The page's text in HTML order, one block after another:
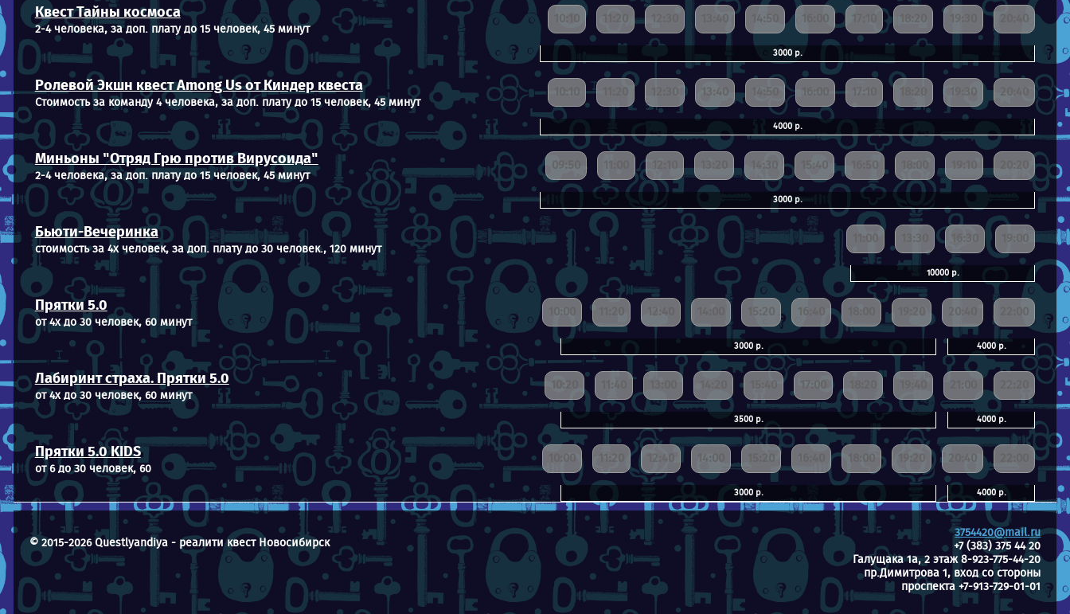
Квест Тайны космоса
2-4 человека, за доп. плату до 15 человек, 45 минут
10:10 11:20 12:30 13:40 14:50 16:00 17:10 18:20 19:30 20:40
3000 р.
Ролевой Экшн квест Among Us от Киндер квеста
Стоимость за команду 4 человека, за доп. плату до 15 человек, 45 минут
10:10 11:20 12:30 13:40 14:50 16:00 17:10 18:20 19:30 20:40
4000 р.
Миньоны "Отряд Грю против Вирусоида"
2-4 человека, за доп. плату до 15 человек, 45 минут
09:50 11:00 12:10 13:20 14:30 15:40 16:50 18:00 19:10 20:20
3000 р.
Бьюти-Вечеринка
стоимость за 4х человек, за доп. плату до 30 человек., 120 минут
11:00 13:30 16:30 19:00
10000 р.
Прятки 5.0
от 4х до 30 человек, 60 минут
10:00 11:20 12:40 14:00 15:20 16:40 18:00 19:20 20:40 22:00
3000 р. 4000 р.
Лабиринт страха. Прятки 5.0
от 4х до 30 человек, 60 минут
10:20 11:40 13:00 14:20 15:40 17:00 21:00 22:20
3500 р. 4000 р.
Прятки 5.0 KIDS
от 6 до 30 человек, 60
10:00 11:20 12:40 14:00 15:20 16:40 18:00 19:20 20:40
3000 р. 4000 р.
© 2015-2026 Questlyandiya - реалити квест Новосибирск
3754420@mail.ru
+7 (383) 375 44 20
Галущака 1а, 2 этаж 8-923-775-44-20
пр.Димитрова 1, вход со стороны
проспекта +7-913-729-01-01